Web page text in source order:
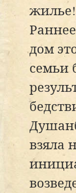
жилье!
дом
семьи
взяла